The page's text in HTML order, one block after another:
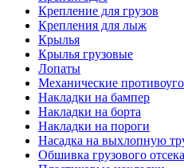
Крепление для грузов
Крепления для лыж
Крылья
Крылья грузовые
Лопаты
Механические
Накладки на бампер
Накладки на борта
Накладки на пороги
Насадка на выхлопную
Обшивка грузового отсека